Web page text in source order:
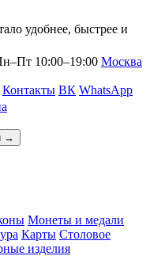
удобнее, быстрее и
10:00–19:00 Москва
Контакты ВК WhatsApp
→
Монеты и медали
Карты Столовое
изделия